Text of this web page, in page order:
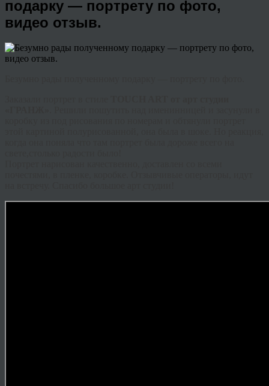
подарку — портрету по фото,
видео отзыв.